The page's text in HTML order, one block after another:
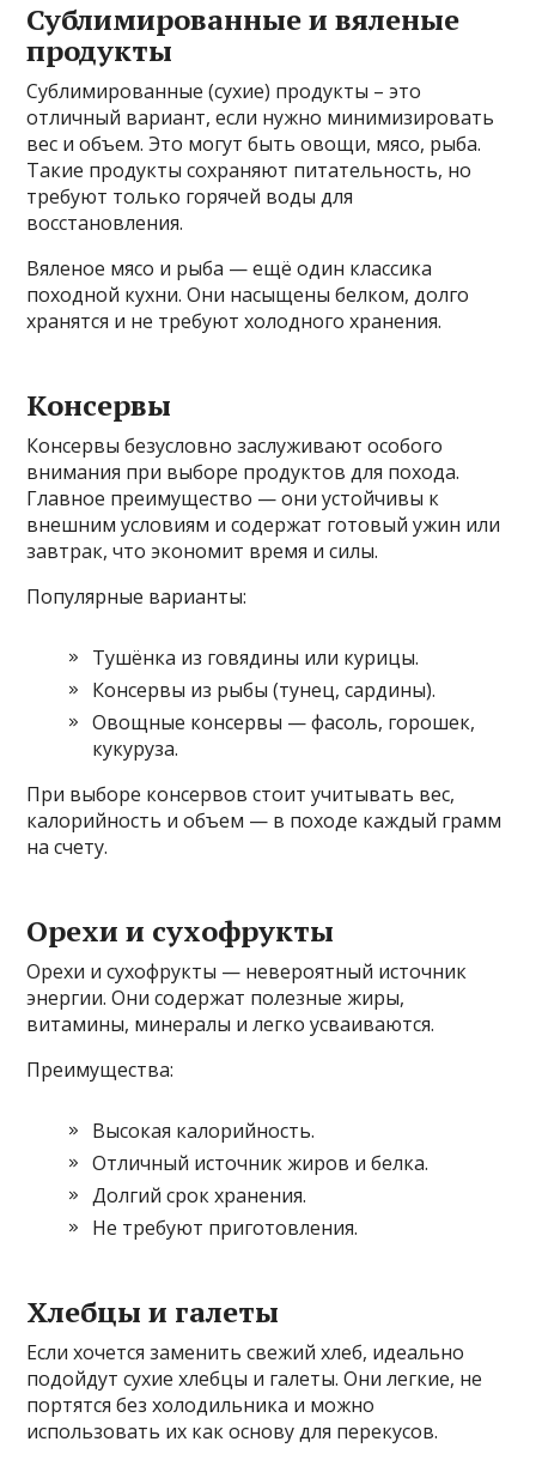
Сублимированные и вяленые
продукты
Сублимированные (сухие) продукты – это
отличный вариант, если нужно минимизировать
вес и объем. Это могут быть овощи, мясо, рыба.
Такие продукты сохраняют питательность, но
требуют только горячей воды для
восстановления.
Вяленое мясо и рыба — ещё один классика
походной кухни. Они насыщены белком, долго
хранятся и не требуют холодного хранения.
Консервы
Консервы безусловно заслуживают особого
внимания при выборе продуктов для похода.
Главное преимущество — они устойчивы к
внешним условиям и содержат готовый ужин или
завтрак, что экономит время и силы.
Популярные варианты:
Тушёнка из говядины или курицы.
Консервы из рыбы (тунец, сардины).
Овощные консервы — фасоль, горошек,
кукуруза.
При выборе консервов стоит учитывать вес,
калорийность и объем — в походе каждый грамм
на счету.
Орехи и сухофрукты
Орехи и сухофрукты — невероятный источник
энергии. Они содержат полезные жиры,
витамины, минералы и легко усваиваются.
Преимущества:
Высокая калорийность.
Отличный источник жиров и белка.
Долгий срок хранения.
Не требуют приготовления.
Хлебцы и галеты
Если хочется заменить свежий хлеб, идеально
подойдут сухие хлебцы и галеты. Они легкие, не
портятся без холодильника и можно
использовать их как основу для перекусов.